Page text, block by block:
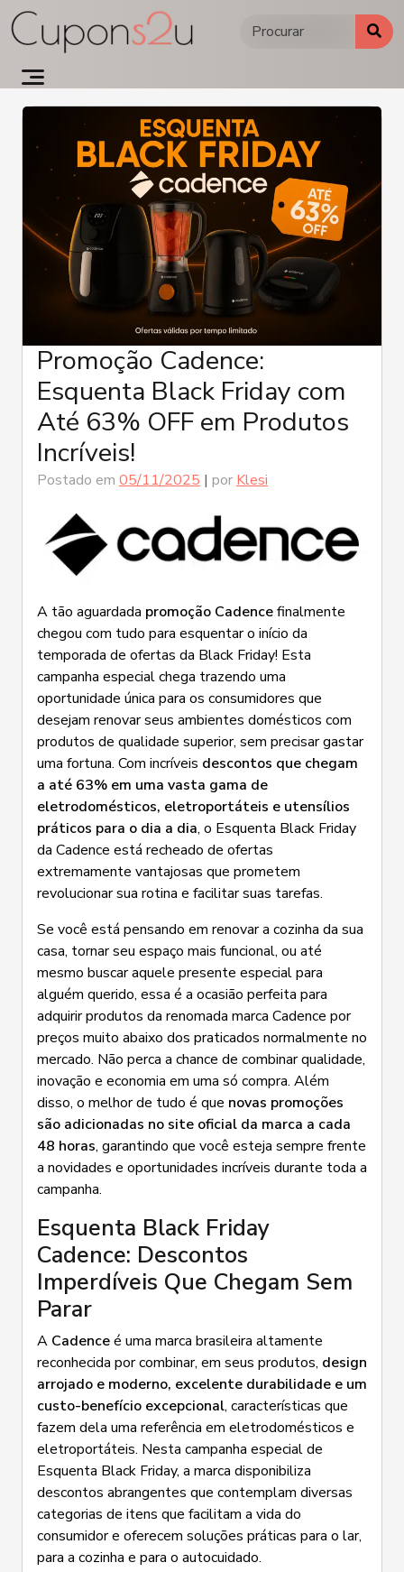
para
conteúdo
Promoção Cadence:
Esquenta Black Friday com
Até 63% OFF em Produtos
Incríveis!
Postado em 05/11/2025 | por Klesi
A tão aguardada promoção Cadencefinalmente
chegou com tudo para esquentar o início da
temporada de ofertas da Black Friday! Esta
campanha especial chega trazendo uma
oportunidade única para os consumidores que
desejam renovar seus ambientes domésticos com
produtos de qualidade superior, sem precisar gastar
uma fortuna. Com incríveis descontos que chegam
a até 63% em uma vasta gama de
eletrodomésticos, eletroportáteis e utensílios
práticos para o dia a dia, o Esquenta Black Friday
da Cadence está recheado de ofertas
extremamente vantajosas que prometem
revolucionar sua rotina e facilitar suas tarefas.
Se você está pensando em renovar a cozinha da sua
casa, tornar seu espaço mais funcional, ou até
mesmo buscar aquele presente especial para
alguém querido, essa é a ocasião perfeita para
adquirir produtos da renomada marca Cadence por
preços muito abaixo dos praticados normalmente no
mercado. Não perca a chance de combinar qualidade,
inovação e economia em uma só compra. Além
disso, o melhor de tudo é que novas promoções
são adicionadas no site oficial da marca a cada
48 horas, garantindo que você esteja sempre frente
a novidades e oportunidades incríveis durante toda a
campanha.
Esquenta Black Friday
Cadence: Descontos
Imperdíveis Que Chegam Sem
Parar
A Cadenceé uma marca brasileira altamente
reconhecida por combinar, em seus produtos, design
arrojado e moderno, excelente durabilidade e um
custo-benefício excepcional, características que
fazem dela uma referência em eletrodomésticos e
eletroportáteis. Nesta campanha especial de
Esquenta Black Friday, a marca disponibiliza
descontos abrangentes que contemplam diversas
categorias de itens que facilitam a vida do
consumidor e oferecem soluções práticas para o lar,
para a cozinha e para o autocuidado.